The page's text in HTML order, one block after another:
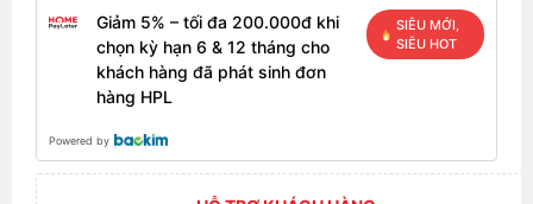
Giảm 5% – tối đa 200.000đ khi
chọn kỳ hạn 6 & 12 tháng cho
khách hàng đã phát sinh đơn
hàng HPL
SIÊU MỚI,
SIÊU HOT
Powered by